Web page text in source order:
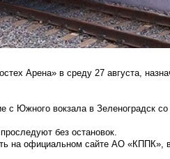
Арена» в среду 27 августа,
с Южного вокзала в Зеленоградск
без остановок.
на официальном сайте АО «КППК»,